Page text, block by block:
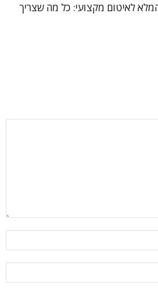
לאיטום מקצועי: כל מה שצריך